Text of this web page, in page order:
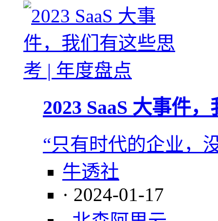
2023 SaaS 大事件
“只有时代的企业，
牛透社
· 2024-01-17